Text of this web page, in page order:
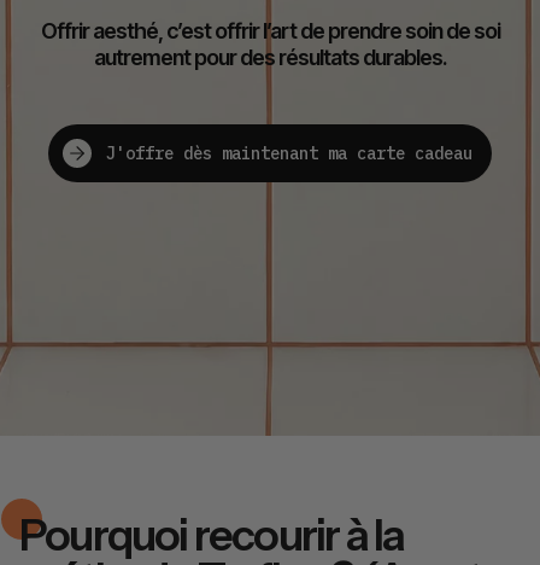
Offrir aesthé, c’est offrir l’art de prendre soin de soi
autrement pour des résultats durables.
J'offre dès maintenant ma carte cadeau
Pourquoi recourir à la